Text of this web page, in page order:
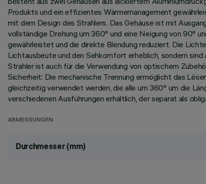
Produkts und ein effizientes Wärmemanagement
mit dem Design des Strahlers. Das Gehäuse ist mit
vollständige Drehung um 360° und eine Neigung von 90°
gewährleistet und die direkte Blendung reduziert. Die
Lichtausbeute und den Sehkomfort erheblich, sondern
Strahler ist auch für die Verwendung von optischem
Sicherheit: Die mechanische Trennung ermöglicht das
gleichzeitig verwendet werden, die alle um 360° um die
verschiedenen Ausführungen erhältlich, der separat als
ABMESSUNGEN
Durchmesser (mm)